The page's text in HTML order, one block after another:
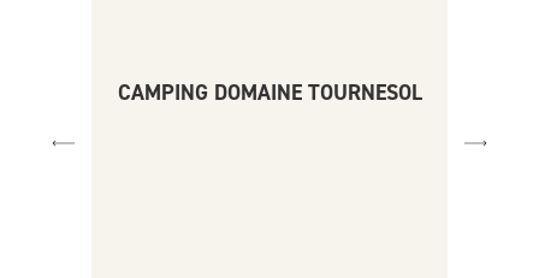
CAMPING DOMAINE TOURNESOL